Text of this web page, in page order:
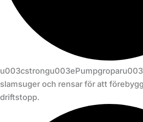
slamsuger och rensar för att
driftstopp.